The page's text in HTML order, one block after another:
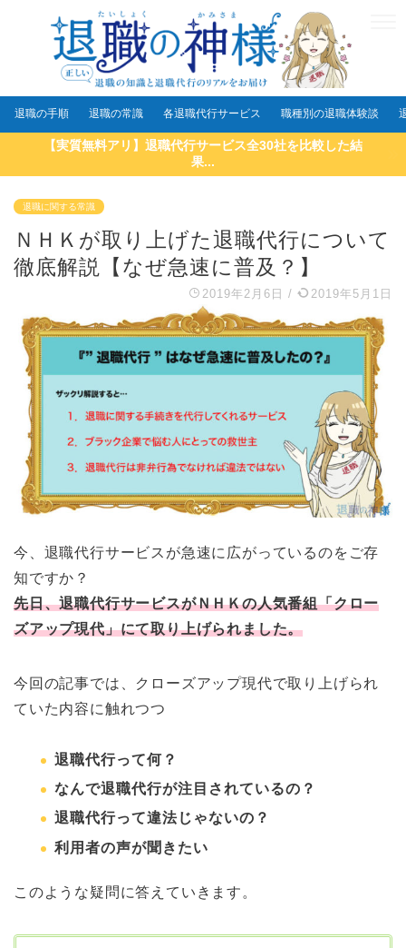
退職の手順 退職の常識 各退職代行サービス 職種別の退職体験談
【実質無料アリ】退職代行サービス全30社を比較した結
果...
退職に関する常識
ＮＨＫが取り上げた退職代行について
徹底解説【なぜ急速に普及？】
2019年2月6日 / 2019年5月1日
今、退職代行サービスが急速に広がっているのをご存
知ですか？
先日、退職代行サービスがＮＨＫの人気番組「クロー
ズアップ現代」にて取り上げられました。
今回の記事では、クローズアップ現代で取り上げられ
ていた内容に触れつつ
退職代行って何？
なんで退職代行が注目されているの？
退職代行って違法じゃないの？
利用者の声が聞きたい
このような疑問に答えていきます。